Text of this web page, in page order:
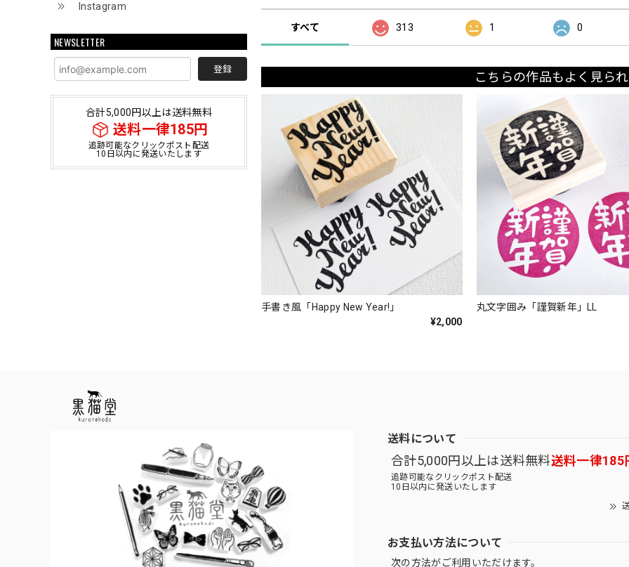
Instagram
NEWSLETTER
登録
合計5,000円以上は送料無料
送料一律185円
追跡可能なクリックポスト配送
10日以内に発送いたします
すべて 313 1 0
こちらの作品もよく見ら
手書き風「Happy New Year!」
¥2,000
丸文字囲み「謹賀新年」LL
送料について
合計5,000円以上は送料無料送料一律185
追跡可能なクリックポスト配送
10日以内に発送いたします
お支払い方法について
次の方法がご利用いただけます。